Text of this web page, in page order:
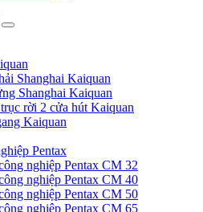
Shanghai Kaiquan
Shanghai Kaiquan
rời 2 cửa hút Kaiquan
Kaiquan
Pentax
nghiệp Pentax CM 32
nghiệp Pentax CM 40
nghiệp Pentax CM 50
nghiệp Pentax CM 65